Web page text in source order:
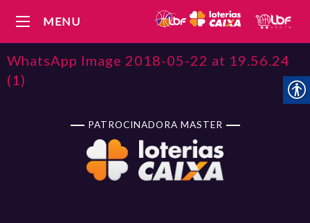
MENU
WhatsApp Image 2018-05-22 at 19.56.24
(1)
PATROCINADORA MASTER